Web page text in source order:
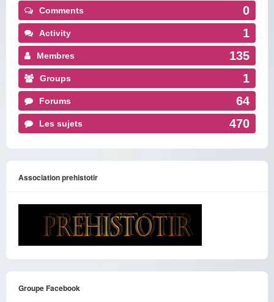
Comments 0
Activity 1
Membres 135
Groups 1
Forums 64
Les sujets 470
Association prehistotir
Groupe Facebook